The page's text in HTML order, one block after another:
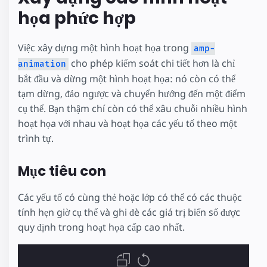
họa phức hợp
Việc xây dựng một hình hoạt họa trong amp-
animation cho phép kiểm soát chi tiết hơn là chỉ
bắt đầu và dừng một hình hoạt họa: nó còn có thể
tạm dừng, đảo ngược và chuyển hướng đến một điểm
cụ thể. Bạn thậm chí còn có thể xâu chuỗi nhiều hình
hoạt họa với nhau và hoạt họa các yếu tố theo một
trình tự.
Mục tiêu con
Các yếu tố có cùng thẻ hoặc lớp có thể có các thuộc
tính hẹn giờ cụ thể và ghi đè các giá trị biến số được
quy định trong hoạt họa cấp cao nhất.